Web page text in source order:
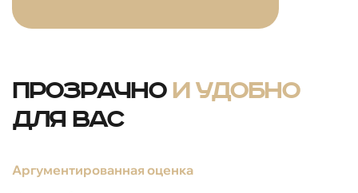
Прозрачно и удобно
для вас
Аргументированная оценка